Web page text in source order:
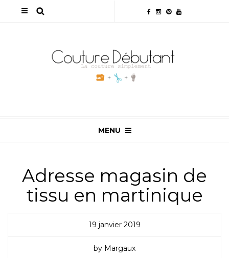
MENU
Adresse magasin de
tissu en martinique
19 janvier 2019
by Margaux